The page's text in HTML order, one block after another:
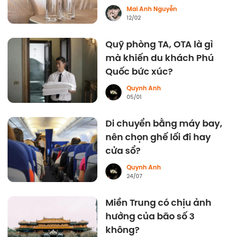
Mai Anh Nguyễn
12/02
Quỹ phòng TA, OTA là gì
mà khiến du khách Phú
Quốc bức xúc?
Quynh Anh
05/01
Di chuyển bằng máy bay,
nên chọn ghế lối đi hay
cửa sổ?
Quynh Anh
24/07
Miền Trung có chịu ảnh
hưởng của bão số 3
không?